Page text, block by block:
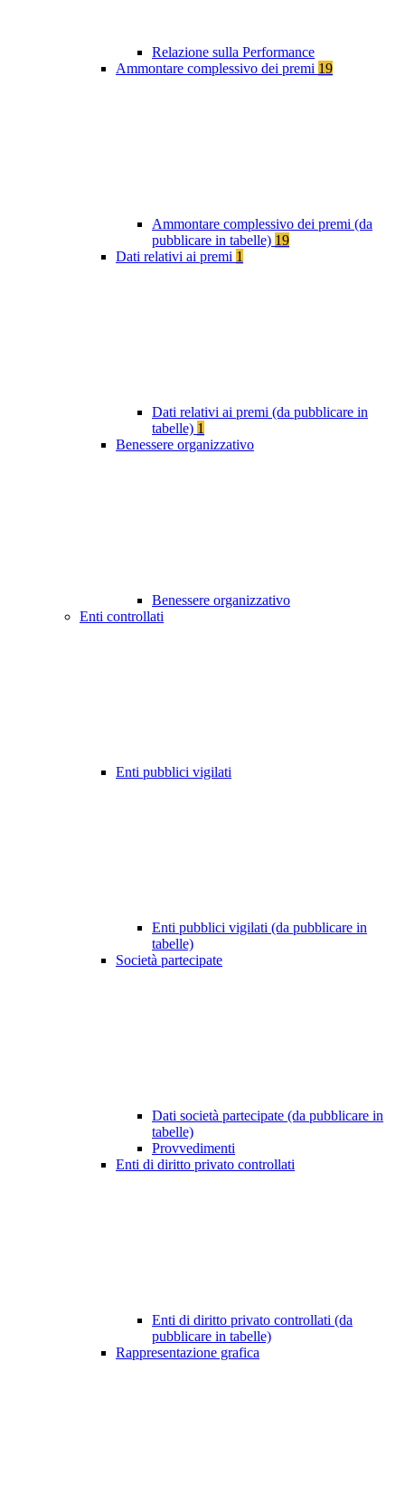
Relazione sulla Performance
Ammontare complessivo dei premi 19
Ammontare complessivo dei premi (da
pubblicare in tabelle) 19
Dati relativi ai premi 1
Dati relativi ai premi (da pubblicare in
tabelle) 1
Benessere organizzativo
Benessere organizzativo
Enti controllati
Enti pubblici vigilati
Enti pubblici vigilati (da pubblicare in
tabelle)
Società partecipate
Dati società partecipate (da pubblicare in
tabelle)
Provvedimenti
Enti di diritto privato controllati
Enti di diritto privato controllati (da
pubblicare in tabelle)
Rappresentazione grafica